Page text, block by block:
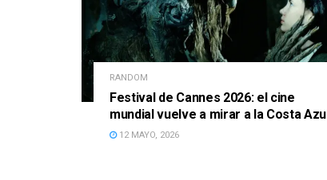
RANDOM
Festival de Cannes 2026: el cine
mundial vuelve a mirar a la Costa Azul
12 MAYO, 2026